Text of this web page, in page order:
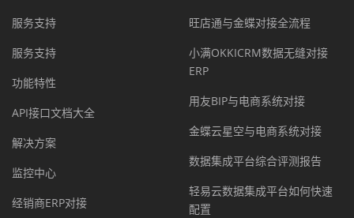
服务支持
服务支持
功能特性
API接口文档大全
解决方案
监控中心
经销商ERP对接
旺店通与金蝶对接全流程
小满OKKICRM数据无缝对接
ERP
用友BIP与电商系统对接
金蝶云星空与电商系统对接
数据集成平台综合评测报告
轻易云数据集成平台如何快速
配置